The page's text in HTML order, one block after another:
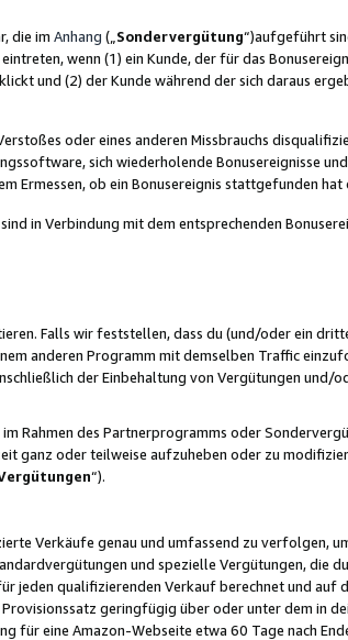
die im Anhang („ Sondervergütung“)aufgeführt
wenn (1) ein Kunde, der für das
und (2) der Kunde während der sich daraus
oder eines anderen Missbrauchs
sich wiederholende Bonusereignisse
Ermessen, ob ein Bonusereignis stattgefunden
in Verbindung mit dem entsprechenden
Falls wir feststellen, dass du (und/oder ein
anderen Programm mit demselben Traffic
der Einbehaltung von Vergütungen und/
Rahmen des Partnerprogramms oder
ganz oder teilweise aufzuheben oder zu
“).
Verkäufe genau und umfassend zu verfolgen,
und spezielle Vergütungen, die
jeden qualifizierenden Verkauf berechnet und auf
geringfügig über oder unter dem in
für eine Amazon-Webseite etwa 60 Tage nach